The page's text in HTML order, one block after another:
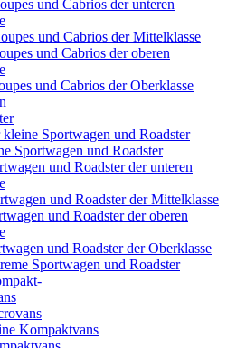
und Cabrios der unteren
und Cabrios der Mittelklasse
und Cabrios der oberen
und Cabrios der Oberklasse
kleine Sportwagen und Roadster
Sportwagen und Roadster
und Roadster der unteren
und Roadster der Mittelklasse
und Roadster der oberen
und Roadster der Oberklasse
Sportwagen und Roadster
Kompaktvans